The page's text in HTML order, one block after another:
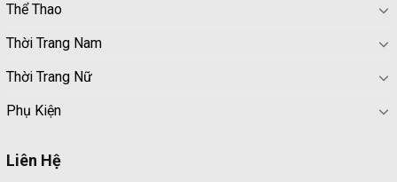
Thể Thao
Thời Trang Nam
Thời Trang Nữ
Phụ Kiện
Liên Hệ